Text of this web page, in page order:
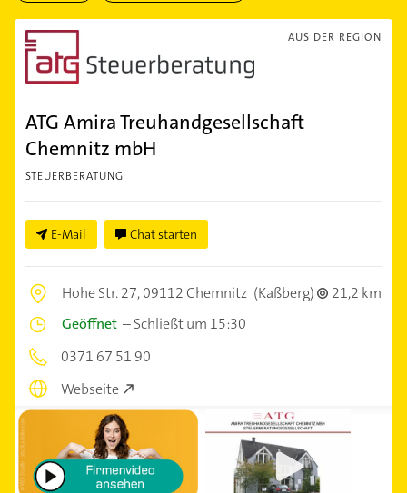
AUS DER REGION
ATG Amira Treuhandgesellschaft
Chemnitz mbH
STEUERBERATUNG
E-Mail Chat starten
Hohe Str. 27,09112 Chemnitz (Kaßberg)
21,2 km
Geöffnet –Schließt um 15:30
0371 67 51 90
Webseite